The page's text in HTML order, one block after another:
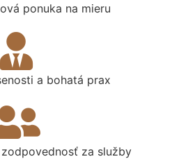
ponuka na mieru
a bohatá prax
za služby